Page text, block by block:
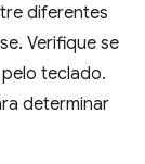
diferentes
Verifique se
teclado.
determinar